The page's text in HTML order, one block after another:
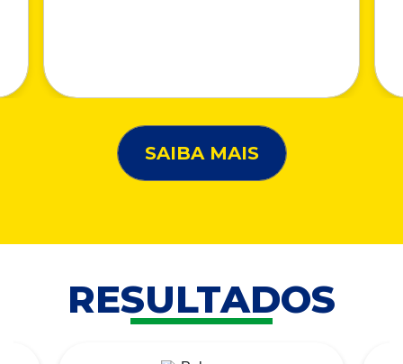
SAIBA MAIS
RESULTADOS